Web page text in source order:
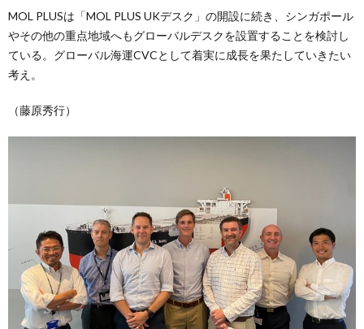
MOL PLUSは「MOL PLUS UKデスク」の開設に続き、シンガポール
やその他の重点地域へもグローバルデスクを設置することを検討し
ている。グローバル海運CVCとして着実に成長を果たしていきたい
考え。
（藤原秀行）